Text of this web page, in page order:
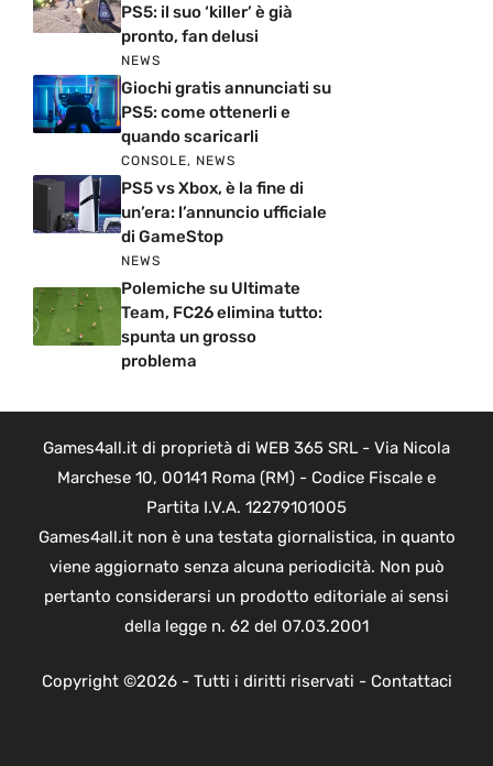
PS5: il suo ‘killer’ è già
pronto, fan delusi
NEWS
Giochi gratis annunciati su
PS5: come ottenerli e
quando scaricarli
CONSOLE, NEWS
PS5 vs Xbox, è la fine di
un’era: l’annuncio ufficiale
di GameStop
NEWS
Polemiche su Ultimate
Team, FC26 elimina tutto:
spunta un grosso
problema
Games4all.it di proprietà di WEB 365 SRL - Via Nicola
Marchese 10, 00141 Roma (RM) - Codice Fiscale e
Partita I.V.A. 12279101005
Games4all.it non è una testata giornalistica, in quanto
viene aggiornato senza alcuna periodicità. Non può
pertanto considerarsi un prodotto editoriale ai sensi
della legge n. 62 del 07.03.2001
Copyright ©2026 - Tutti i diritti riservati - Contattaci